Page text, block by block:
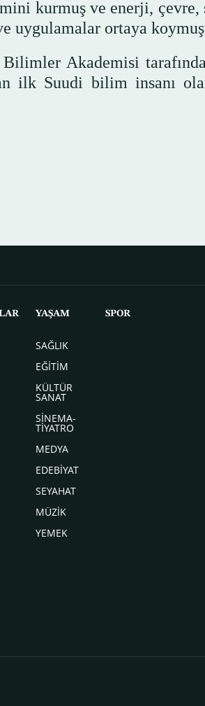
kurmuş ve enerji, çevre,
uygulamalar ortaya
Bilimler Akademisi
ilk Suudi bilim insanı
YAŞAM
SAĞLIK
EĞİTİM
KÜLTÜR
SANAT
SİNEMA-
TİYATRO
MEDYA
EDEBİYAT
SEYAHAT
MÜZİK
YEMEK
SPOR